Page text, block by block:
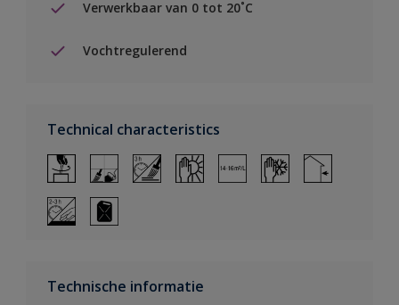
Verwerkbaar van 0 tot 20˚C
Vochtregulerend
Technical characteristics
Technische informatie